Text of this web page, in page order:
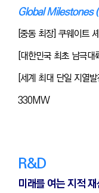
Global Milestones
[중동 최장] 쿠웨이트
[대한민국 최초 남극
[세계 최대 단일 지열
330MW
R&D
미래를 여는 지적